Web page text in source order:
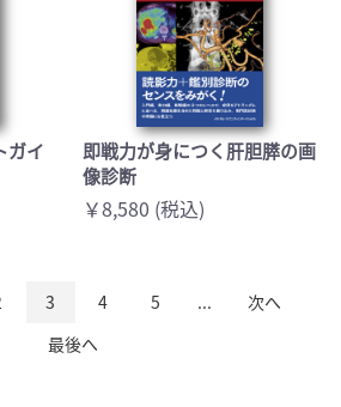
ガイ
即戦力が身につく肝胆膵の画
像診断
￥8,580 (税込)
3 4 5 ...
次へ
最後へ